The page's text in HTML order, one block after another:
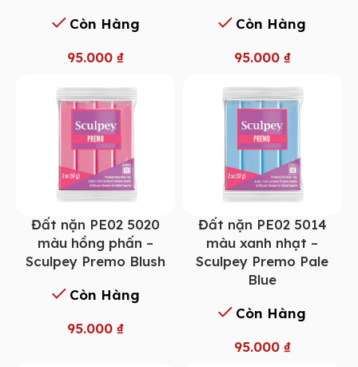
Còn Hàng
95.000 ₫
Còn Hàng
95.000 ₫
Đất nặn PE02 5020
màu hồng phấn –
Sculpey Premo Blush
Còn Hàng
95.000 ₫
Đất nặn PE02 5014
màu xanh nhạt –
Sculpey Premo Pale
Blue
Còn Hàng
95.000 ₫